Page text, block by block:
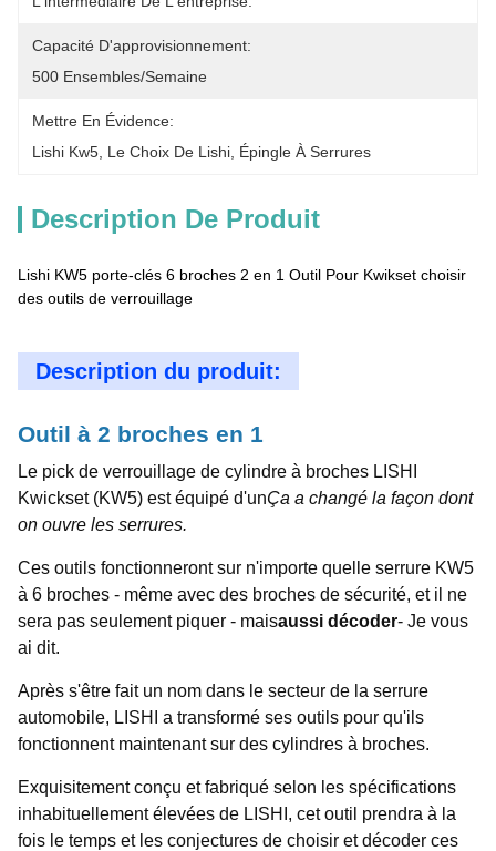
Capacité D'approvisionnement:
500 Ensembles/semaine
Mettre En Évidence:
Lishi Kw5 Le Choix De Lishi Épingle À Serrures
Description De Produit
Lishi KW5 porte-clés 6 broches 2 en 1 Outil Pour Kwikset choisir
des outils de verrouillage
Description du produit:
Outil à 2 broches en 1
Le pick de verrouillage de cylindre à broches LISHI
Kwickset (KW5) est équipé d'unÇa a changé la façon dont
on ouvre les serrures.
Ces outils fonctionneront sur n'importe quelle serrure KW5
à 6 broches - même avec des broches de sécurité, et il ne
sera pas seulement piquer - maisaussi décoder- Je vous
ai dit.
Après s'être fait un nom dans le secteur de la serrure
automobile, LISHI a transformé ses outils pour qu'ils
fonctionnent maintenant sur des cylindres à broches.
Exquisitement conçu et fabriqué selon les spécifications
inhabituellement élevées de LISHI, cet outil prendra à la
fois le temps et les conjectures de choisir et décoder ces